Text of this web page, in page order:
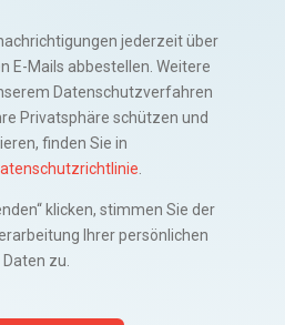
jederzeit über
E-Mails abbestellen. Weitere
Datenschutzverfahren
Privatsphäre schützen und
finden Sie in
klicken, stimmen Sie der
Ihrer persönlichen
Daten zu.